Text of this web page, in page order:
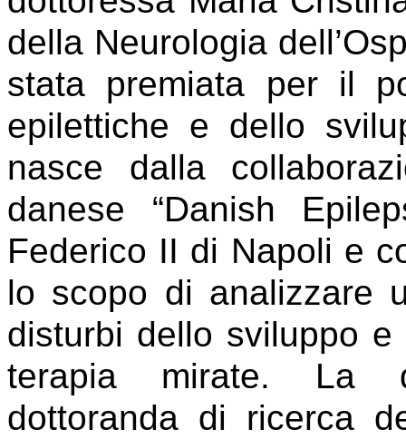
della Neurologia
stata premiata per il
epilettiche e dello
nasce dalla
danese “Danish
Federico II di Napoli e
lo scopo di analizzare
disturbi dello sviluppo
terapia mirate. La
dottoranda di ricerca